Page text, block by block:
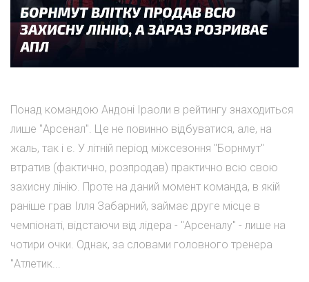
Понад командою Андоні Іраоли в рейтингу знаходиться
лише "Арсенал". Це не повинно відбуватися, але, на
жаль, так і є. У літній період міжсезоння "Борнмут"
втратив (фактично, розпродав) практично всю свою
захисну лінію. Проте на даний момент команда, в якій
раніше грав Ілля Забарний, займає друге місце в
чемпіонаті, відстаючи від лідера - "Арсеналу" - лише на
чотири очки. Однак, за словами головного тренера
"Атлетик...